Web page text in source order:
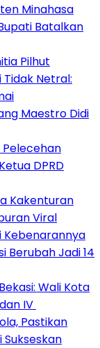
Minahasa
Batalkan
Pilhut
Netral:
Maestro Didi
Pelecehan
DPRD
Kakenturan
Viral
Kebenarannya
Berubah Jadi 14
Wali Kota
IV
Pastikan
Sukseskan